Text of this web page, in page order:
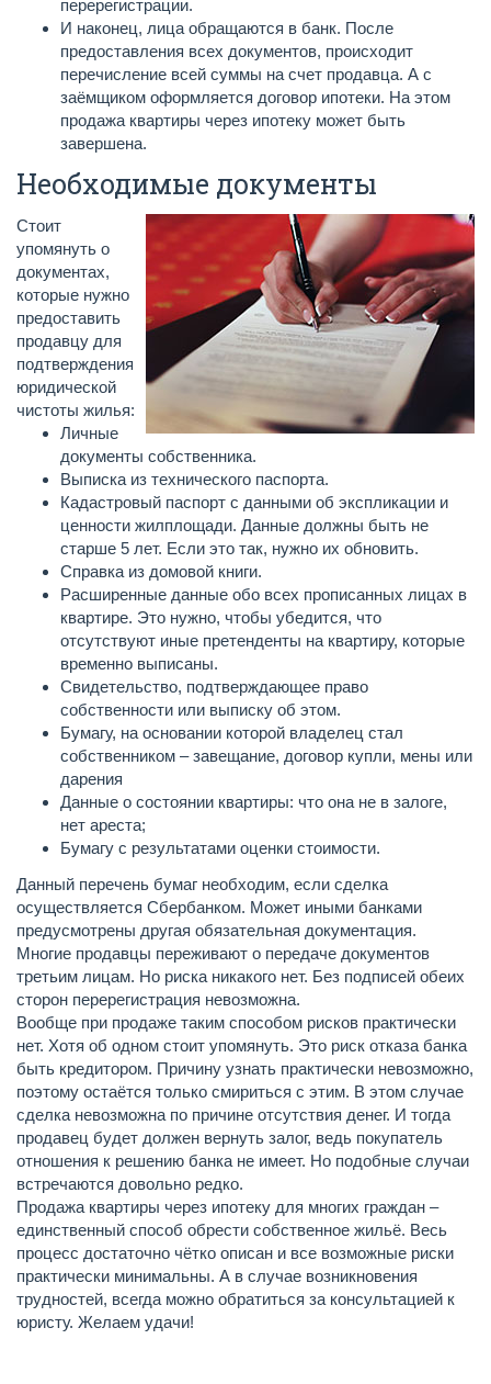
перерегистрации.
И наконец, лица обращаются в банк. После
предоставления всех документов, происходит
перечисление всей суммы на счет продавца. А с
заёмщиком оформляется договор ипотеки. На этом
продажа квартиры через ипотеку может быть
завершена.
Необходимые документы
Стоит
упомянуть о
документах,
которые нужно
предоставить
продавцу для
подтверждения
юридической
чистоты жилья:
Личные
документы собственника.
Выписка из технического паспорта.
Кадастровый паспорт с данными об экспликации и
ценности жилплощади. Данные должны быть не
старше 5 лет. Если это так, нужно их обновить.
Справка из домовой книги.
Расширенные данные обо всех прописанных лицах в
квартире. Это нужно, чтобы убедится, что
отсутствуют иные претенденты на квартиру, которые
временно выписаны.
Свидетельство, подтверждающее право
собственности или выписку об этом.
Бумагу, на основании которой владелец стал
собственником – завещание, договор купли, мены или
дарения
Данные о состоянии квартиры: что она не в залоге,
нет ареста;
Бумагу с результатами оценки стоимости.
Данный перечень бумаг необходим, если сделка
осуществляется Сбербанком. Может иными банками
предусмотрены другая обязательная документация.
Многие продавцы переживают о передаче документов
третьим лицам. Но риска никакого нет. Без подписей обеих
сторон перерегистрация невозможна.
Вообще при продаже таким способом рисков практически
нет. Хотя об одном стоит упомянуть. Это риск отказа банка
быть кредитором. Причину узнать практически невозможно,
поэтому остаётся только смириться с этим. В этом случае
сделка невозможна по причине отсутствия денег. И тогда
продавец будет должен вернуть залог, ведь покупатель
отношения к решению банка не имеет. Но подобные случаи
встречаются довольно редко.
Продажа квартиры через ипотеку для многих граждан –
единственный способ обрести собственное жильё. Весь
процесс достаточно чётко описан и все возможные риски
практически минимальны. А в случае возникновения
трудностей, всегда можно обратиться за консультацией к
юристу. Желаем удачи!